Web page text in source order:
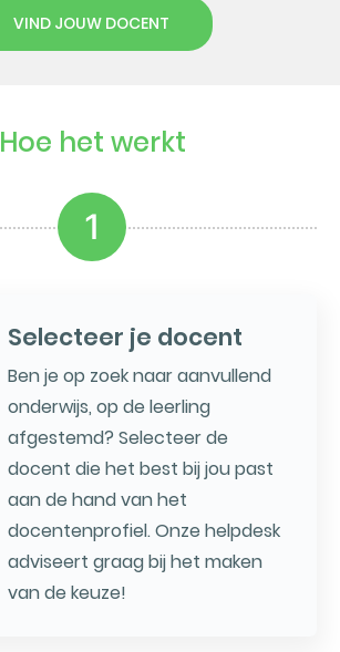
VIND JOUW DOCENT
Hoe het werkt
1
Selecteer je docent
Ben je op zoek naar aanvullend
onderwijs, op de leerling
afgestemd? Selecteer de
docent die het best bij jou past
aan de hand van het
docentenprofiel. Onze helpdesk
adviseert graag bij het maken
van de keuze!